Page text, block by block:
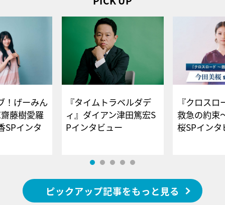
！げーみん
藤樹愛羅
SPインタ
『タイムトラベルダデ
ィ』ダイアン津田篤宏S
Pインタビュー
『クロス
救急の約束
桜SPイ
ピックアップ記事をもっと見る